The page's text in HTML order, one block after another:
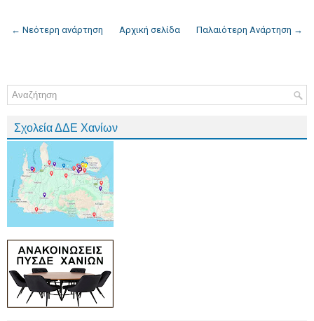
← Νεότερη ανάρτηση Παλαιότερη Ανάρτηση →
Αρχική σελίδα
Σχολεία ΔΔΕ Χανίων